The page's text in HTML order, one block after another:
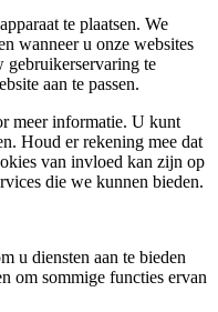
te plaatsen. We
wanneer u onze websites
gebruikerservaring te
aan te passen.
meer informatie. U kunt
Houd er rekening mee dat
van invloed kan zijn op
die we kunnen bieden.
u diensten aan te bieden
om sommige functies ervan